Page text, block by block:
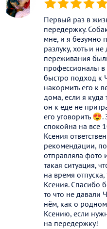
(*) (*) (*) (*) (*)
Первый раз в
передержку.
мне, и я безумно
разлуку, хоть и
переживания
профессионалы
быстро подход к
накормить его к
дома, если я
он к еде не
его уговорить 😍.
спокойна на все
Ксения
рекомендации,
отправляла фото
такая ситуация,
на время
Ксения. Спасибо
то что не давали
нём, как о
Ксению, если
на передержку!